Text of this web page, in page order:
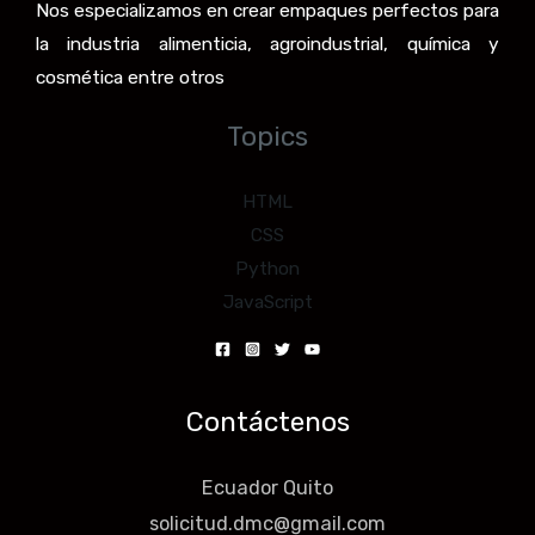
Nos especializamos en crear empaques perfectos para
la industria alimenticia, agroindustrial, química y
cosmética entre otros
Topics
HTML
CSS
Python
JavaScript
Contáctenos
Ecuador Quito
solicitud.dmc@gmail.com